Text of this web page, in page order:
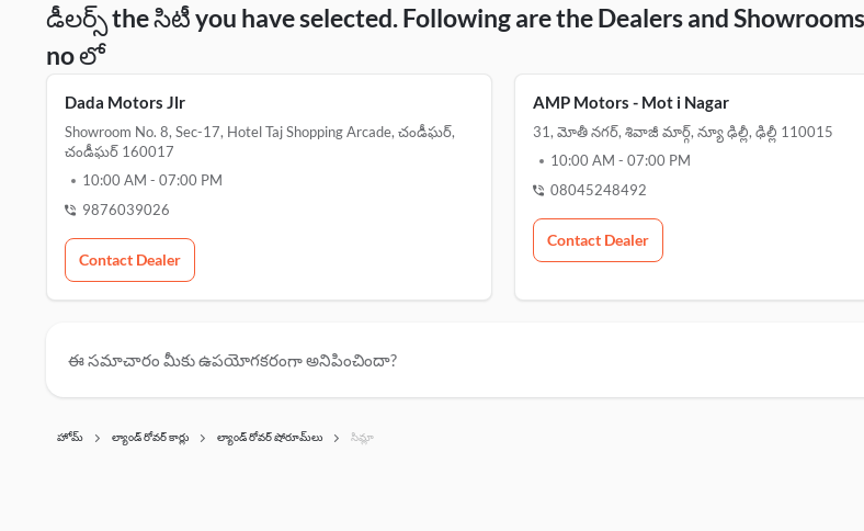
డీలర్స్ the సిటీ you have selected. Following are the Dealers and
no లో
Dada Motors Jlr
Showroom No. 8, Sec-17, Hotel Taj Shopping Arcade, చండీఘర్,
చండీఘర్ 160017
10:00 AM - 07:00 PM
9876039026
Contact Dealer
AMP Motors - Mot i Nagar
31, మోతీ నగర్, శివాజీ మార్గ్, న్యూ ఢిల్లీ, ఢిల్లీ 110015
10:00 AM - 07:00 PM
08045248492
Contact Dealer
ఈ సమాచారం మీకు ఉపయోగకరంగా అనిపించిందా?
హోమ్ ల్యాండ్ రోవర్ కార్లు ల్యాండ్ రోవర్ షోరూమ్‌లు సిమ్లా